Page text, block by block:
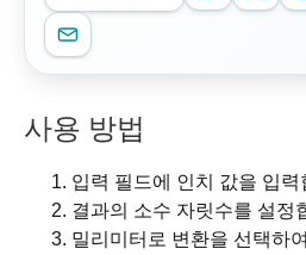
사용 방법
입력 필드에 인치 값을 입력
결과의 소수 자릿수를 설정
밀리미터로 변환을 선택하